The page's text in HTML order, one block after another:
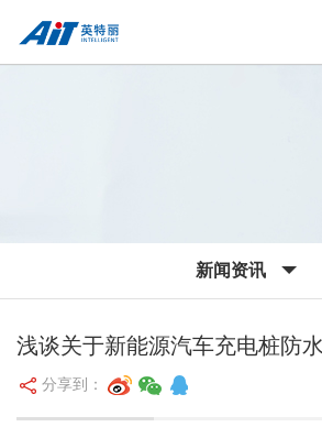
新闻资讯
浅谈关于新能源汽车充电桩防
分享到：